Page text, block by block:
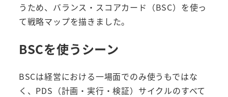
うため、バランス・スコアカード（BSC）を使っ
て戦略マップを描きました。
BSCを使うシーン
BSCは経営における一場面でのみ使うもではな
く、PDS（計画・実行・検証）サイクルのすべて